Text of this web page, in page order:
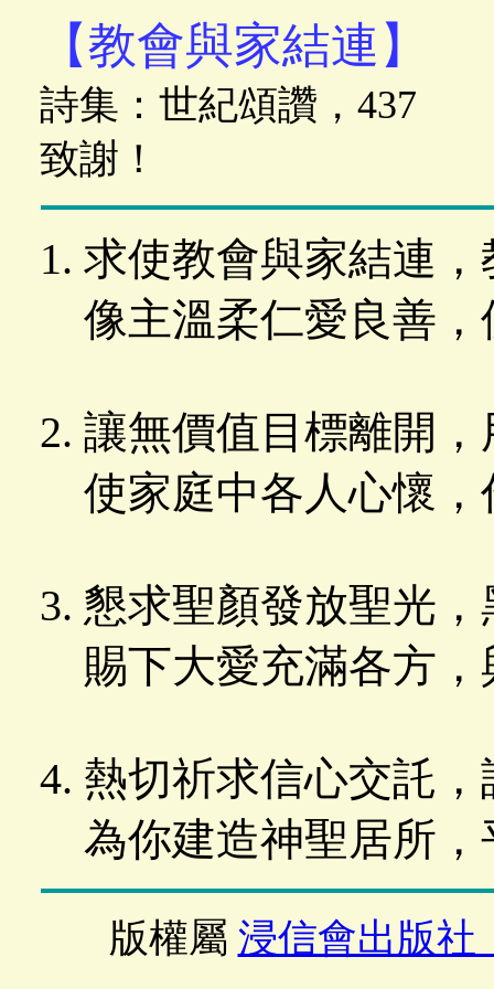
【教會與家結連】
詩集：世紀頌讚，
致謝！
求使教會與家結連
像主溫柔仁愛良善
讓無價值目標離開
使家庭中各人心懷
懇求聖顏發放聖光
賜下大愛充滿各方
熱切祈求信心交託
為你建造神聖居所
版權屬 浸信會出版社